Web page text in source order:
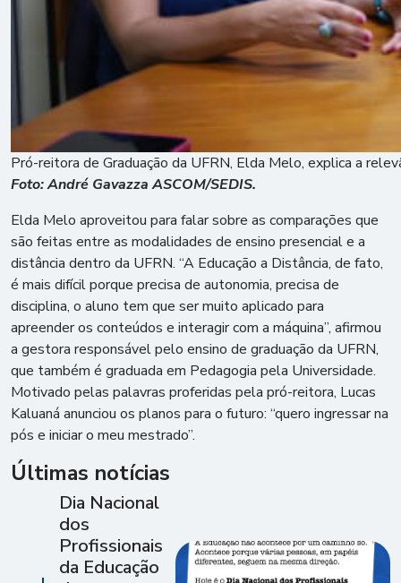
Pró-reitora de Graduação da UFRN, Elda Melo, explica a
Foto: André Gavazza ASCOM/SEDIS.
Elda Melo aproveitou para falar sobre as comparações que
são feitas entre as modalidades de ensino presencial e a
distância dentro da UFRN. “A Educação a Distância, de fato,
é mais difícil porque precisa de autonomia, precisa de
disciplina, o aluno tem que ser muito aplicado para
apreender os conteúdos e interagir com a máquina”, afirmou
a gestora responsável pelo ensino de graduação da UFRN,
que também é graduada em Pedagogia pela Universidade.
Motivado pelas palavras proferidas pela pró-reitora, Lucas
Kaluaná anunciou os planos para o futuro: “quero ingressar na
pós e iniciar o meu mestrado”.
Últimas notícias
Dia Nacional
dos
Profissionais
da Educação